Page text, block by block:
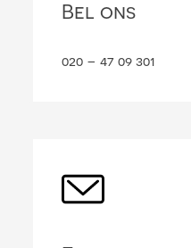
Bel ons
020 – 47 09 301